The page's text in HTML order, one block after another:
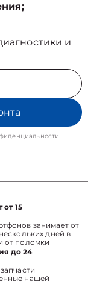
и
от 15
занимает от
дней в
от поломки
до 24
нашей